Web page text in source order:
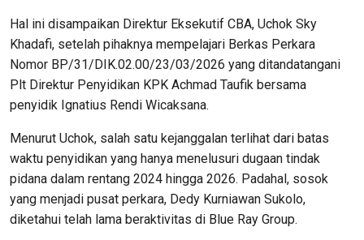
Hal ini disampaikan Direktur Eksekutif CBA, Uchok Sky
Khadafi, setelah pihaknya mempelajari Berkas Perkara
Nomor BP/31/DIK.02.00/23/03/2026 yang ditandatangani
Plt Direktur Penyidikan KPK Achmad Taufik bersama
penyidik Ignatius Rendi Wicaksana.
Menurut Uchok, salah satu kejanggalan terlihat dari batas
waktu penyidikan yang hanya menelusuri dugaan tindak
pidana dalam rentang 2024 hingga 2026. Padahal, sosok
yang menjadi pusat perkara, Dedy Kurniawan Sukolo,
diketahui telah lama beraktivitas di Blue Ray Group.